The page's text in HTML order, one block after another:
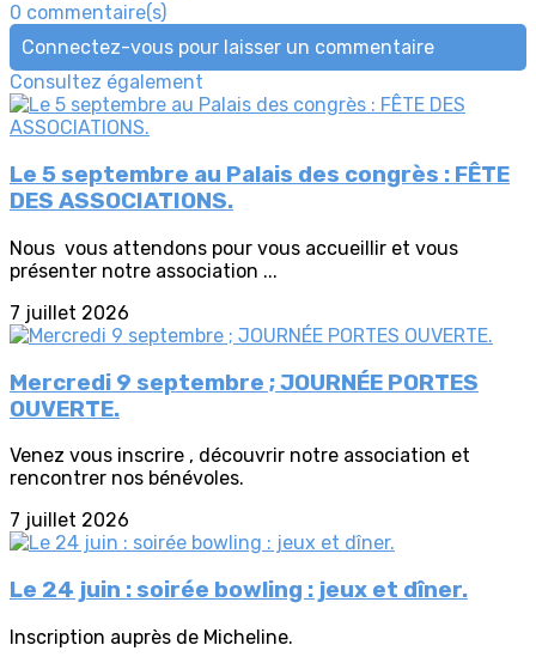
0 commentaire(s)
Connectez-vous pour laisser un commentaire
Consultez également
Le 5 septembre au Palais des congrès : FÊTE
DES ASSOCIATIONS.
Nous vous attendons pour vous accueillir et vous
présenter notre association ...
7 juillet 2026
Mercredi 9 septembre ; JOURNÉE PORTES
OUVERTE.
Venez vous inscrire , découvrir notre association et
rencontrer nos bénévoles.
7 juillet 2026
Le 24 juin : soirée bowling : jeux et dîner.
Inscription auprès de Micheline.